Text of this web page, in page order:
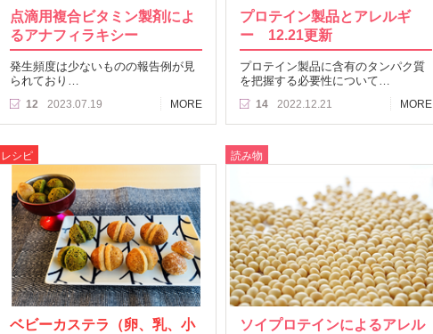
点滴用複合ビタミン製剤によ
るアナフィラキシー
発生頻度は少ないものの報告例が見
られており…
12 2023.07.19 MORE
プロテイン製品とアレルギ
ー 12.21更新
プロテイン製品に含有のタンパク質
を把握する必要性について…
14 2022.12.21 MORE
レシピ
ベビーカステラ（卵、乳、小
読み物
ソイプロテインによるアレル